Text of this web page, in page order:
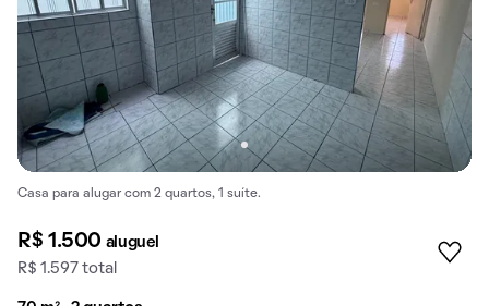
Casa para alugar com 2 quartos, 1 suíte.
R$ 1.500 aluguel
R$ 1.597 total